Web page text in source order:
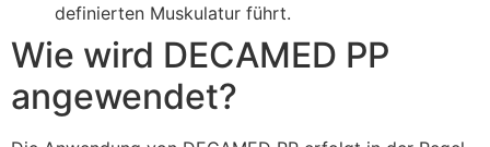
definierten Muskulatur führt.
Wie wird DECAMED PP
angewendet?